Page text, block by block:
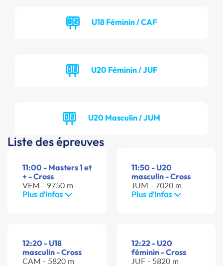
U18 Féminin / CAF
U20 Féminin / JUF
U20 Masculin / JUM
Liste des épreuves
11:00 - Masters 1 et
+ - Cross
VEM - 9750 m
Plus d'infos
11:50 - U20
masculin - Cross
JUM - 7020 m
Plus d'infos
12:20 - U18
masculin - Cross
CAM - 5820 m
12:22 - U20
féminin - Cross
JUF - 5820 m